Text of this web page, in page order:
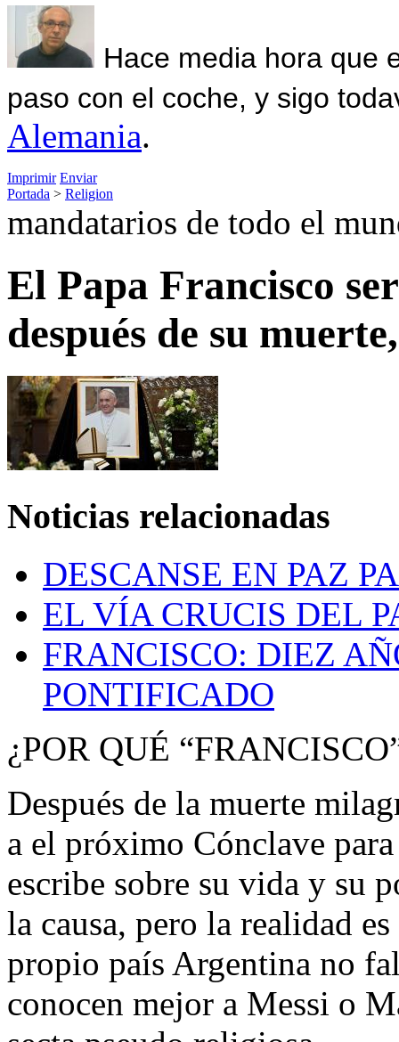
Hace media hora que
paso con el coche, y sigo
Alemania.
Imprimir Enviar
Portada > Religion
mandatarios de todo el
El Papa Francisco
después de su
Noticias relacionadas
DESCANSE EN PAZ
EL VÍA CRUCIS DEL
FRANCISCO: DIEZ
PONTIFICADO
¿POR QUÉ
Después de la muerte
a el próximo Cónclave
escribe sobre su vida y su
la causa, pero la realidad
propio país Argentina no
conocen mejor a Messi o